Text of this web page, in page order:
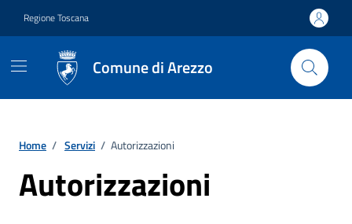
Regione Toscana
Comune di Arezzo
Home / Servizi / Autorizzazioni
Autorizzazioni